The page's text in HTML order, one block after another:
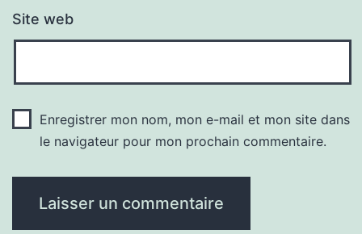
Site web
Enregistrer mon nom, mon e-mail et mon site dans
le navigateur pour mon prochain commentaire.